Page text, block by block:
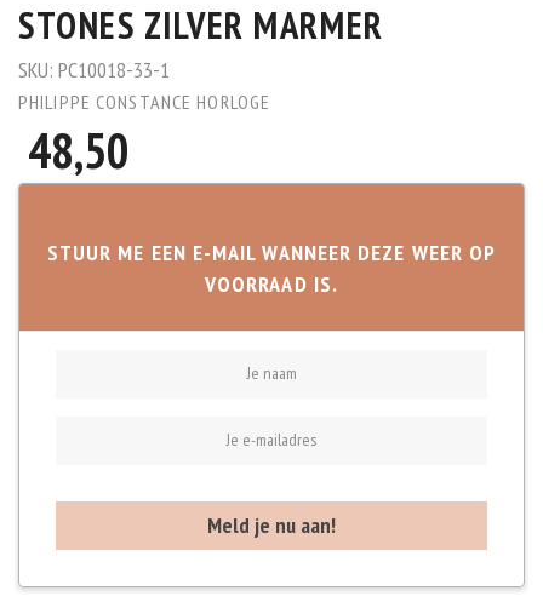
STONES ZILVER MARMER
SKU: PC10018-33-1
PHILIPPE CONSTANCE HORLOGE
48,50
STUUR ME EEN E-MAIL WANNEER DEZE WEER OP
VOORRAAD IS.